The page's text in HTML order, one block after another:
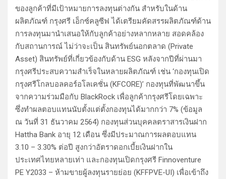
ของลูกค้าที่มีเป้าหมายการลงทุนต่างกัน สำหรับในด้าน
ผลิตภัณฑ์ กรุงศรี เอ็กซ์คลูซีฟ ได้เตรียมคัดสรรผลิตภัณฑ์ด้าน
การลงทุนมานำเสนอให้กับลูกค้าอย่างหลากหลาย สอดคล้อง
กับสถานการณ์ ไม่ว่าจะเป็น สินทรัพย์นอกตลาด (Private
Asset) สินทรัพย์ที่เกี่ยวข้องกับด้าน ESG หลังจากปีที่ผ่านมา
กรุงศรีประสบความสำเร็จในหลายผลิตภัณฑ์ เช่น ‘กองทุนเปิด
กรุงศรีโกลบอลคอร์อโลเคชั่น (KFCORE)’ กองทุนที่พัฒนาขึ้น
จากความร่วมมือกับ BlackRock เพื่อลูกค้ากรุงศรีโดยเฉพาะ
ซึ่งทำผลตอบแทนนับตั้งแต่ตั้งกองทุนได้มากกว่า 7% (ข้อมูล
ณ วันที่ 31 ธันวาคม 2564) กองทุนส่วนบุคคลตราสารเงินฝาก
Hattha Bank อายุ 12 เดือน ซึ่งมีประมาณการผลตอบแทน
3.10 – 3.30% ต่อปี สูงกว่าอัตราดอกเบี้ยเงินฝากใน
ประเทศไทยหลายเท่า และกองทุนเปิดกรุงศรี Finnoventure
PE Y2033 – ห้ามขายผู้ลงทุนรายย่อย (KFFPVE-UI) เพื่อเข้าถึง